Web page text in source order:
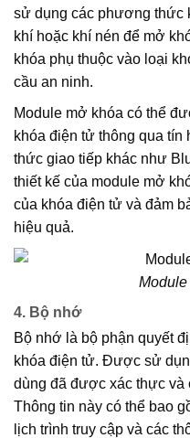
sử dụng các phương thức
khí hoặc khí nén để mở
khóa phụ thuộc vào loại
cầu an ninh.
Module mở khóa có thể
khóa điện tử thông qua
thức giao tiếp khác như
thiết kế của module mở
của khóa điện tử và đảm
hiệu quả.
4. Bộ nhớ
Bộ nhớ là bộ phận quyết
khóa điện tử. Được sử
dùng đã được xác thực và
Thông tin này có thể bao
lịch trình truy cập và các